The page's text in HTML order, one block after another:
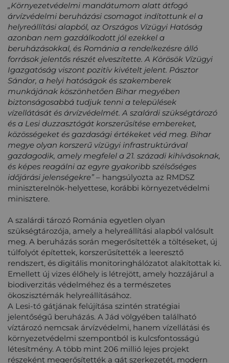
„Környezetvédelmi mandátumom alatt átfogó
árvízvédelmi beruházási csomagot indítottunk el a
helyreállítási alapból, az Országos Vízügyi Hatóság
azonban nem gazdálkodott jól ezekkel a
beruházásokkal, és Románia a rendelkezésre álló
források jelentős részét elveszítette. A Körösök Vízügyi
Igazgatóság viszont pozitív kivételt jelent. Pásztor
Sándor, a helyi hatóságok és szakemberek
munkájának köszönhetően Bihar megyében
biztonságosabbá tudjuk tenni a települések
vízellátását és árvízvédelmét. A szalárdi szükségtározó
és a Lesi duzzasztógát korszerűsítése embereket,
közösségeket és gazdasági értékeket véd meg. Bihar
megye olyan korszerű vízügyi infrastruktúrával
gazdagodik, amely megfelel a 21. századi kihívásoknak,
és képes reagálni az egyre gyakoribb szélsőséges
időjárási jelenségekre” – hangsúlyozta az RMDSZ
miniszterelnök-helyettese, korábbi környezetvédelmi
minisztere.
A szalárdi tározó Románia egyetlen olyan
szükségtározója, amely a helyreállítási alapból valósult
meg. A beruházás során megerősítették a töltéseket, új
túlfolyót építettek, korszerűsítették a leeresztő
rendszert, és digitális monitoringhálózatot alakítottak ki.
Emellett új vizes élőhely is létrejött, amely hozzájárul a
biodiverzitás védelméhez és a természetes
ökoszisztémák helyreállításához.
A Lesi-tó gátjának felújítása szintén stratégiai
jelentőségű beruházás. A Jád völgyében található
víztározó nemcsak árvízvédelmi, hanem vízellátási és
környezetvédelmi szempontból is kulcsfontosságú
létesítmény. A több mint 206 millió lejes projekt
részeként megerősítették a gát szerkezetét, modern